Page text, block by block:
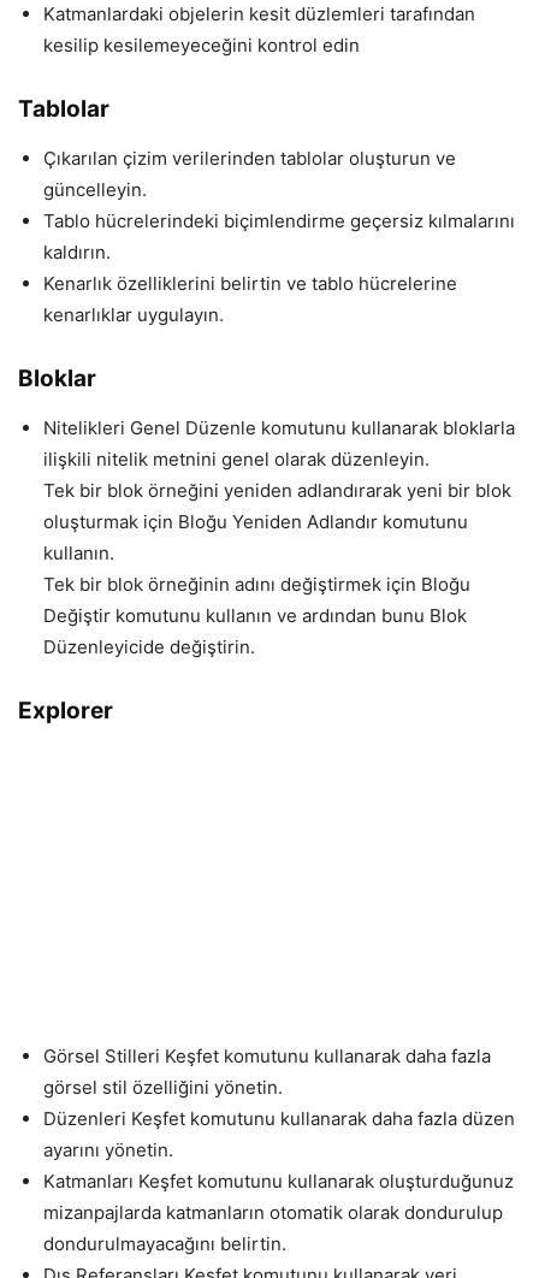
Katmanlardaki objelerin kesit düzlemleri tarafından
kesilip kesilemeyeceğini kontrol edin
Tablolar
Çıkarılan çizim verilerinden tablolar oluşturun ve
güncelleyin.
Tablo hücrelerindeki biçimlendirme geçersiz kılmalarını
kaldırın.
Kenarlık özelliklerini belirtin ve tablo hücrelerine
kenarlıklar uygulayın.
Bloklar
Nitelikleri Genel Düzenle komutunu kullanarak bloklarla
ilişkili nitelik metnini genel olarak düzenleyin.
Tek bir blok örneğini yeniden adlandırarak yeni bir blok
oluşturmak için Bloğu Yeniden Adlandır komutunu
kullanın.
Tek bir blok örneğinin adını değiştirmek için Bloğu
Değiştir komutunu kullanın ve ardından bunu Blok
Düzenleyicide değiştirin.
Explorer
Görsel Stilleri Keşfet komutunu kullanarak daha fazla
görsel stil özelliğini yönetin.
Düzenleri Keşfet komutunu kullanarak daha fazla düzen
ayarını yönetin.
Katmanları Keşfet komutunu kullanarak oluşturduğunuz
mizanpajlarda katmanların otomatik olarak dondurulup
dondurulmayacağını belirtin.